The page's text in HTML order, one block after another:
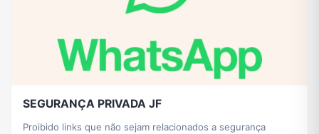
SEGURANÇA PRIVADA JF
Proibido links que não sejam relacionados a segurança